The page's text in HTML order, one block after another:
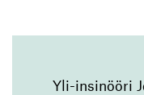
Yli-insinööri